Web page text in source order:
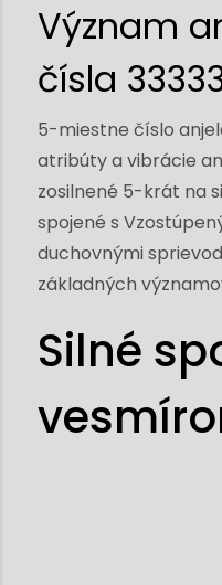
Význam
čísla
5-miestne číslo
atribúty a vibrácie
zosilnené 5-krát na
spojené s
duchovnými
základných
Silné